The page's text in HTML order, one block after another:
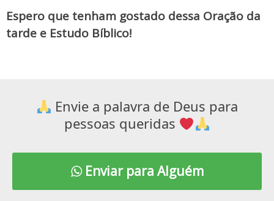
Espero que tenham gostado dessa Oração da
tarde e Estudo Bíblico!
Envie a palavra de Deus para
pessoas queridas
Enviar para Alguém